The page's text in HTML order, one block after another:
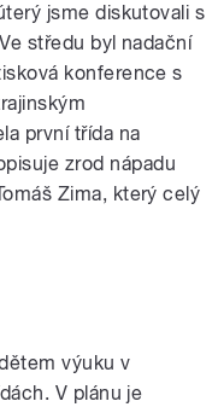
jsme diskutovali s
středu byl nadační
konference s
první třída na
zrod nápadu
Zima, který celý
výuku v
V plánu je